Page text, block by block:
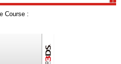
Course :